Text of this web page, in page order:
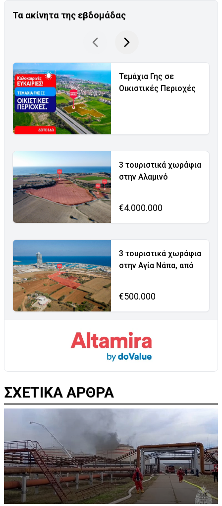
Τα ακίνητα της εβδομάδας
Τεμάχια Γης σε
Οικιστικές Περιοχές
3 τουριστικά χωράφια
στην Αλαμινό
€4.000.000
3 τουριστικά χωράφια
στην Αγία Νάπα, από
€500.000
ΣΧΕΤΙΚΑ ΑΡΘΡΑ